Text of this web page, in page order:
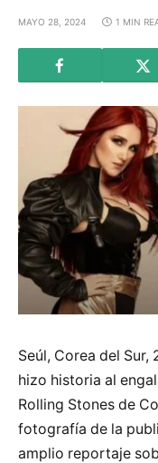
MAYO 28, 2024 1 MIN
Seúl, Corea del Sur,
hizo historia al
Rolling Stones de
fotografía de la
amplio reportaje